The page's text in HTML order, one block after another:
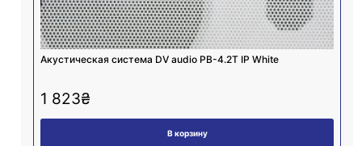
Акустическая система DV audio PB-4.2T IP White
1 823₴
В корзину